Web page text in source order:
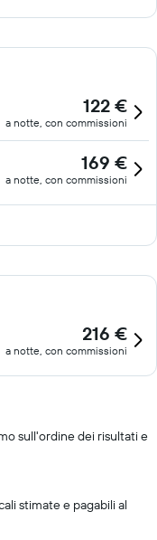
122 €
a notte, con commissioni
169 €
a notte, con commissioni
216 €
a notte, con commissioni
sull'ordine dei risultati e
stimate e pagabili al